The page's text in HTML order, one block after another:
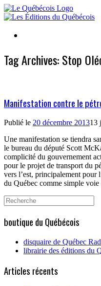
Skip
to
Tag Archives:Stop
Manifestation contre le
Publié le 20 décembre 201313
Une manifestation se tiendra
le bureau du député Scott
complicité du gouvernement
pour le projet de transport du
vers l’est, principalement
du Québec comme simple
Search
for:
boutique du Québécois
disquaire de Québec
librairie des éditions du
Articles récents